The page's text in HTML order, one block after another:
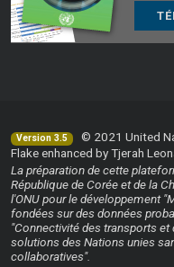
Version 3.5
© 2021 United
Flake enhanced by Tjerah
La préparation de cette
République de Corée et de la
l'ONU pour le développement
fondées sur des données
"Connectivité des transports
solutions des Nations unies
collaboratives".